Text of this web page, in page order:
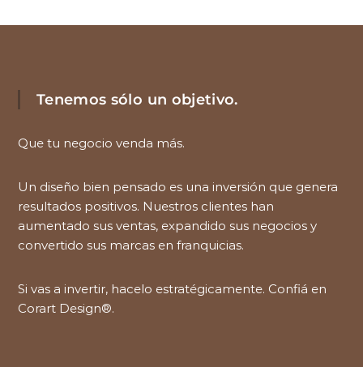
Tenemos sólo un objetivo.
Que tu negocio venda más.
Un diseño bien pensado es una inversión que genera
resultados positivos. Nuestros clientes han
aumentado sus ventas, expandido sus negocios y
convertido sus marcas en franquicias.
Si vas a invertir, hacelo estratégicamente. Confiá en
Corart Design®.